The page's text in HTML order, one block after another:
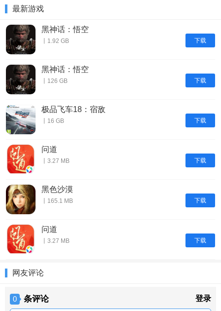
最新游戏
下载
黑神话：悟空
丨1.92 GB
下载
黑神话：悟空
丨126 GB
下载
极品飞车18：宿敌
丨16 GB
下载
问道
丨3.27 MB
下载
黑色沙漠
丨165.1 MB
下载
问道
丨3.27 MB
网友评论
0 条评论 登录